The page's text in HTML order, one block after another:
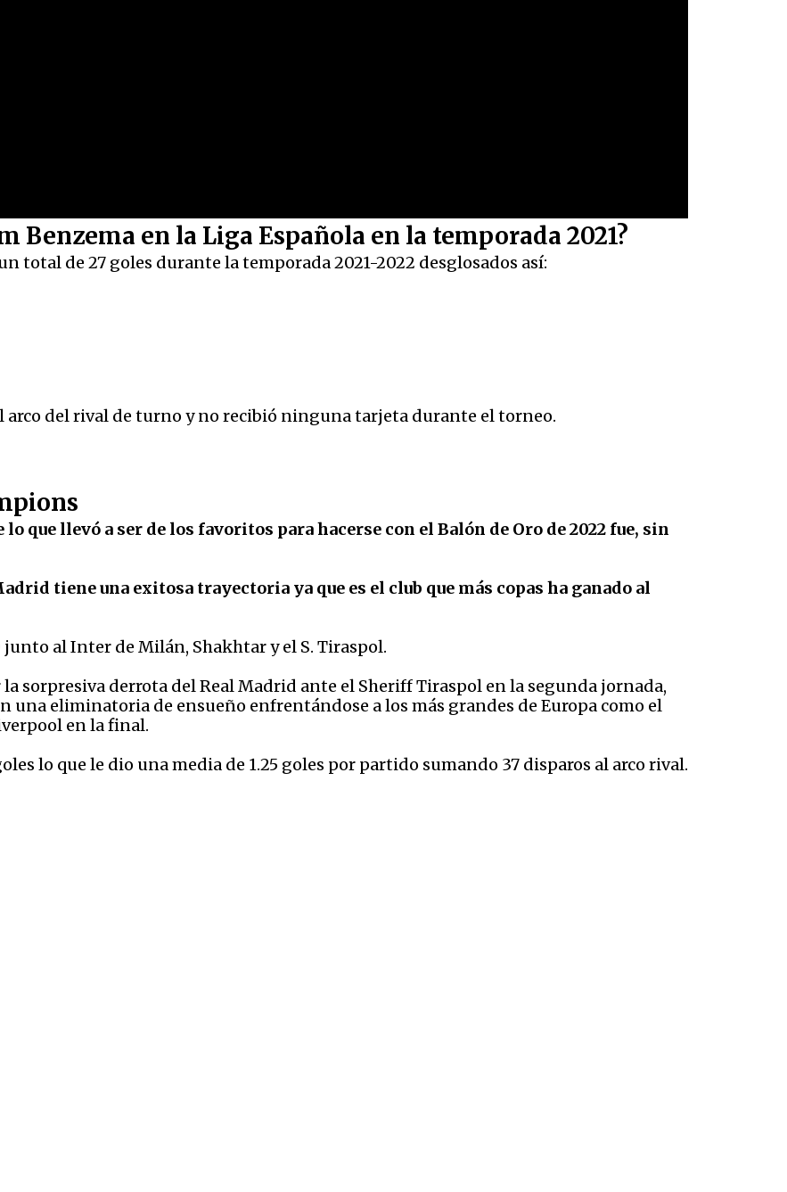
Benzema en la Liga Española en la temporada 2021?
total de 27 goles durante la temporada 2021-2022 desglosados así:
arco del rival de turno y no recibió ninguna tarjeta durante el torneo.
que llevó a ser de los favoritos para hacerse con el Balón de Oro de 2022 fue, sin
tiene una exitosa trayectoria ya que es el club que más copas ha ganado al
al Inter de Milán, Shakhtar y el S. Tiraspol.
sorpresiva derrota del Real Madrid ante el Sheriff Tiraspol en la segunda jornada,
una eliminatoria de ensueño enfrentándose a los más grandes de Europa como el
en la final.
lo que le dio una media de 1.25 goles por partido sumando 37 disparos al arco rival.